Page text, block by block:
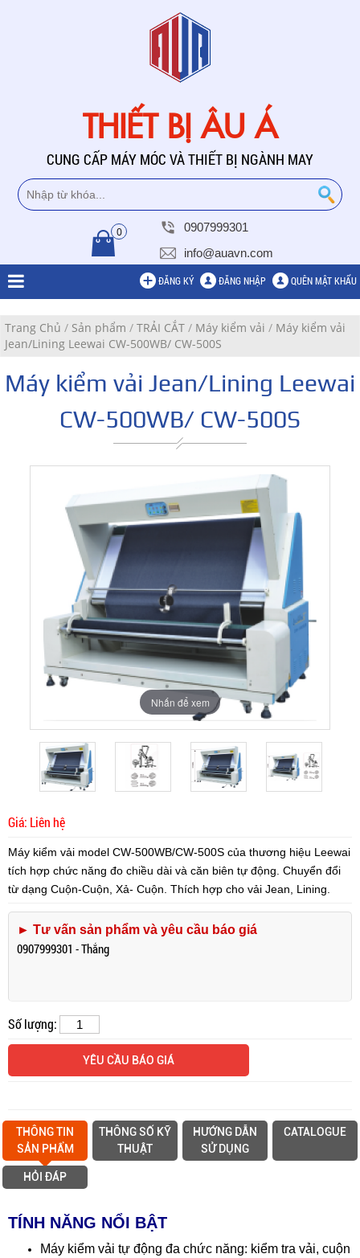
THIẾT BỊ ÂU Á
CUNG CẤP MÁY MÓC VÀ THIẾT BỊ NGÀNH MAY
0
0907999301
info@auavn.com
ĐĂNG KÝ ĐĂNG NHẬP QUÊN MẬT KHẨU
Trang Chủ / Sản phẩm / TRẢI CẮT / Máy kiểm vải / Máy kiểm vải
Jean/Lining Leewai CW-500WB/ CW-500S
Máy kiểm vải Jean/Lining Leewai
CW-500WB/ CW-500S
Nhấn để xem
Nhấn để xem
Nhấn để xem
Nhấn để xem
Giá: Liên hệ
Máy kiểm vải model CW-500WB/CW-500S của thương hiệu Leewai
tích hợp chức năng đo chiều dài và căn biên tự động. Chuyển đổi
từ dạng Cuộn-Cuộn, Xả- Cuộn. Thích hợp cho vải Jean, Lining.
► Tư vấn sản phẩm và yêu cầu báo giá
0907999301 - Thắng
Số lượng:
YÊU CẦU BÁO GIÁ
THÔNG TIN
SẢN PHẨM
THÔNG SỐ KỸ
THUẬT
HƯỚNG DẪN
SỬ DỤNG
CATALOGUE
HỎI ĐÁP
TÍNH NĂNG NỔI BẬT
Máy kiểm vải tự động đa chức năng: kiểm tra vải, cuộn